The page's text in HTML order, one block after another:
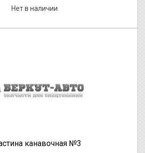
Нет в наличии
канавочная №3